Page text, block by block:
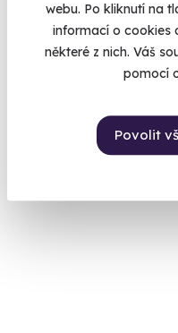
webu. Po kliknutí na
informací o cookies
některé z nich. Váš
pomocí
Povolit
Dotkněte se nebe nad štíty
Tatry (Kežmarok)